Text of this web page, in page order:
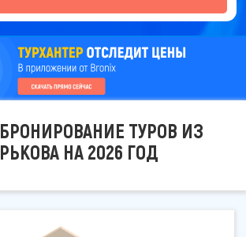
ТУРОВ ИЗ
НА 2026 ГОД